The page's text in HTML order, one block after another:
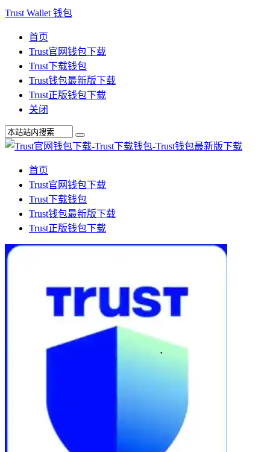
Trust Wallet 钱包
首页
Trust官网钱包下载
Trust下载钱包
Trust钱包最新版下载
Trust正版钱包下载
关闭
首页
Trust官网钱包下载
Trust下载钱包
Trust钱包最新版下载
Trust正版钱包下载